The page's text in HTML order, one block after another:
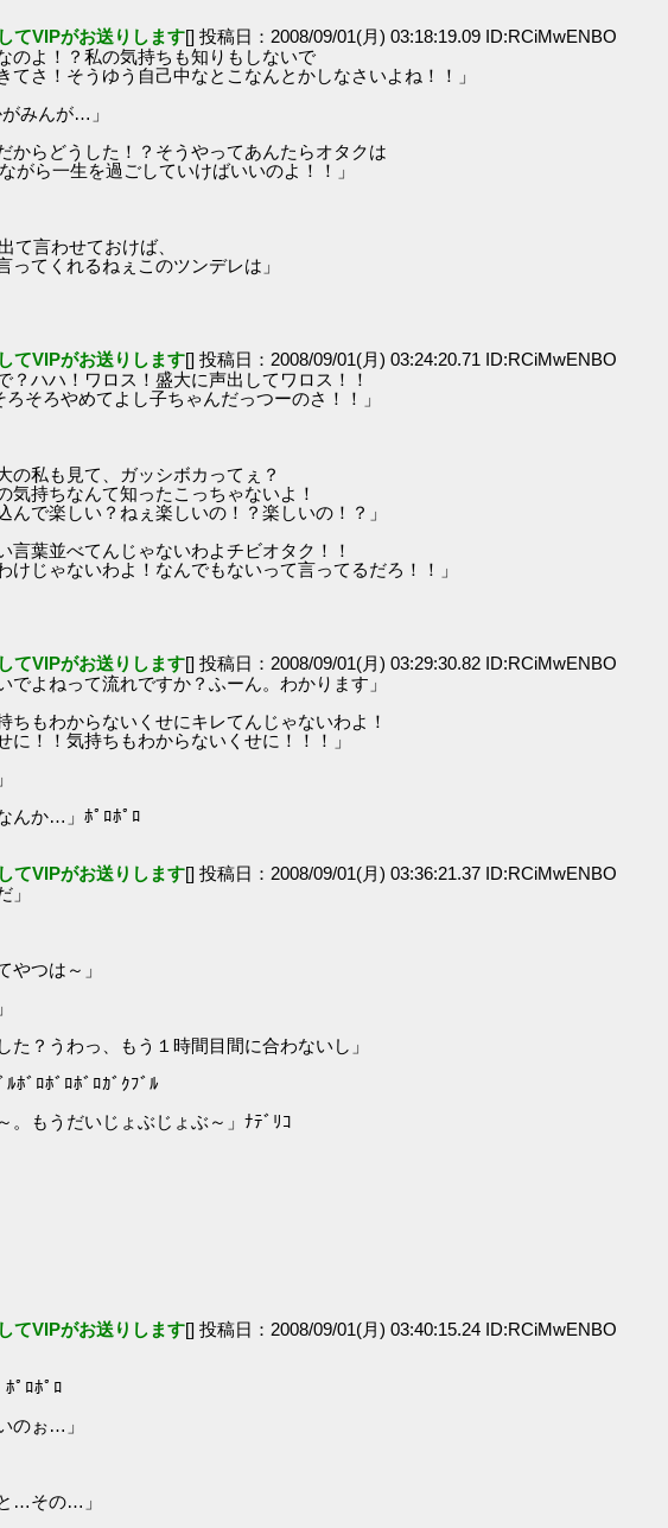
てVIPがお送りします[] 投稿日：2008/09/01(月) 03:18:19.09 ID:RCiMwENBO
のよ！？私の気持ちも知りもしないで
そうゆう自己中なとこなんとかしなさいよね！！」
みんが…」
からどうした！？そうやってあんたらオタクは
一生を過ごしていけばいいのよ！！」
て言わせておけば、
くれるねぇこのツンデレは」
てVIPがお送りします[] 投稿日：2008/09/01(月) 03:24:20.71 ID:RCiMwENBO
？ハハ！ワロス！盛大に声出してワロス！！
やめてよし子ちゃんだっつーのさ！！」
の私も見て、ガッシボカってぇ？
ちなんて知ったこっちゃないよ！
しい？ねぇ楽しいの！？楽しいの！？」
言葉並べてんじゃないわよチビオタク！！
ないわよ！なんでもないって言ってるだろ！！」
てVIPがお送りします[] 投稿日：2008/09/01(月) 03:29:30.82 ID:RCiMwENBO
でよねって流れですか？ふーん。わかります」
ちもわからないくせにキレてんじゃないわよ！
！気持ちもわからないくせに！！！」
んか…」ﾎﾟﾛﾎﾟﾛ
てVIPがお送りします[] 投稿日：2008/09/01(月) 03:36:21.37 ID:RCiMwENBO
」
やつは～」
た？うわっ、もう１時間目間に合わないし」
ﾞﾛﾎﾞﾛﾎﾞﾛｶﾞｸﾌﾞﾙ
。もうだいじょぶじょぶ～」ﾅﾃﾞﾘｺ
てVIPがお送りします[] 投稿日：2008/09/01(月) 03:40:15.24 ID:RCiMwENBO
ﾟﾛﾎﾟﾛ
のぉ…」
…その…」